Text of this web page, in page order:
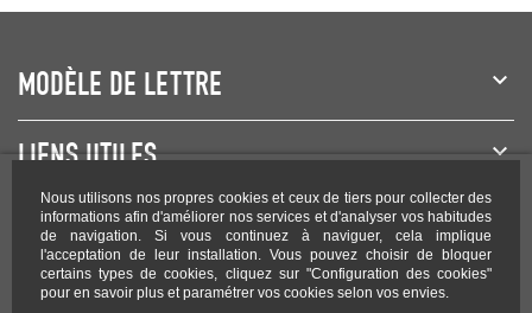
Nous utilisons nos propres cookies et ceux de tiers pour collecter des
informations afin d'améliorer nos services et d'analyser vos habitudes
de navigation. Si vous continuez à naviguer, cela implique
l'acceptation de leur installation. Vous pouvez choisir de bloquer
certains types de cookies, cliquez sur "Configuration des cookies"
pour en savoir plus et paramétrer vos cookies selon vos envies.
MODÈLE DE LETTRE
LIENS UTILES
NEWSLETTER